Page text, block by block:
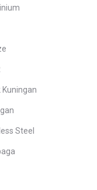
Kuningan
Steel